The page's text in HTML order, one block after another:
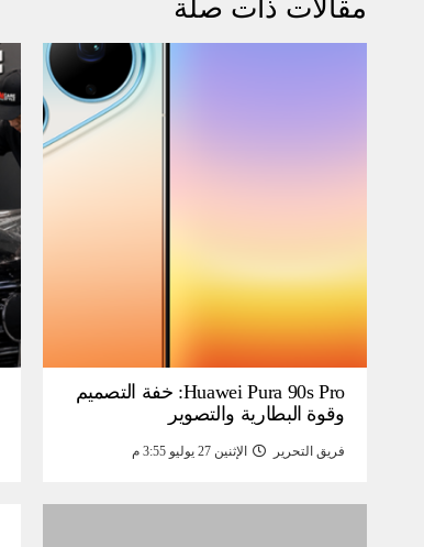
مقالات ذات صلة
Huawei Pura 90s Pro: خفة التصميم
وقوة البطارية والتصوير
فريق التحرير الإثنين 27 يوليو 3:55 م